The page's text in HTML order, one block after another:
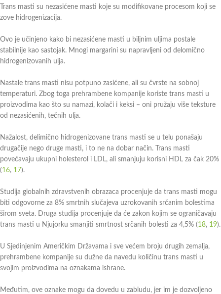
Trans masti su nezasićene masti koje su modifikovane procesom koji se
zove hidrogenizacija.
Ovo je učinjeno kako bi nezasićene masti u biljnim uljima postale
stabilnije kao sastojak. Mnogi margarini su napravljeni od delomično
hidrogenizovanih ulja.
Nastale trans masti nisu potpuno zasićene, ali su čvrste na sobnoj
temperaturi. Zbog toga prehrambene kompanije koriste trans masti u
proizvodima kao što su namazi, kolači i keksi – oni pružaju više teksture
od nezasićenih, tečnih ulja.
Nažalost, delimično hidrogenizovane trans masti se u telu ponašaju
drugačije nego druge masti, i to ne na dobar način. Trans masti
povećavaju ukupni holesterol i LDL, ali smanjuju korisni HDL za čak 20%
(16, 17).
Studija globalnih zdravstvenih obrazaca procenjuje da trans masti mogu
biti odgovorne za 8% smrtnih slučajeva uzrokovanih srčanim bolestima
širom sveta. Druga studija procenjuje da će zakon kojim se ograničavaju
trans masti u Njujorku smanjiti smrtnost srčanih bolesti za 4,5% (18, 19).
U Sjedinjenim Američkim Državama i sve većem broju drugih zemalja,
prehrambene kompanije su dužne da navedu količinu trans masti u
svojim proizvodima na oznakama ishrane.
Međutim, ove oznake mogu da dovedu u zabludu, jer im je dozvoljeno